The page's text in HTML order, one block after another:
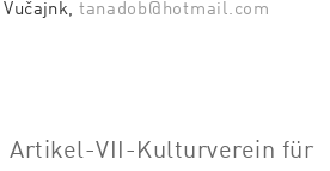
tanadob@hotmail.com
Artikel-VII-Kulturverein für